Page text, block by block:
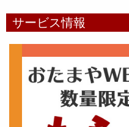
サービス情報